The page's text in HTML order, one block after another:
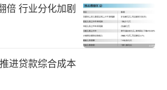
，立讯精密也收获资金追
盘，公司股价报收35.77元，
五月份以来新高，总市值回
倍 行业分化加剧
进贷款综合成本